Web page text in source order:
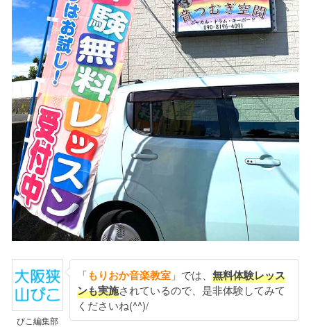
びこ編集部
「もりおか音楽教室 」では、無料体験レッス
ンも実施されているので、是非体験してみて
くださいね(^^)/